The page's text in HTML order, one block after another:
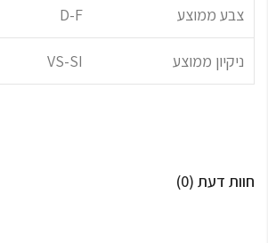
צבע ממוצע D-F
ניקיון ממוצע VS-SI
חוות דעת (0)